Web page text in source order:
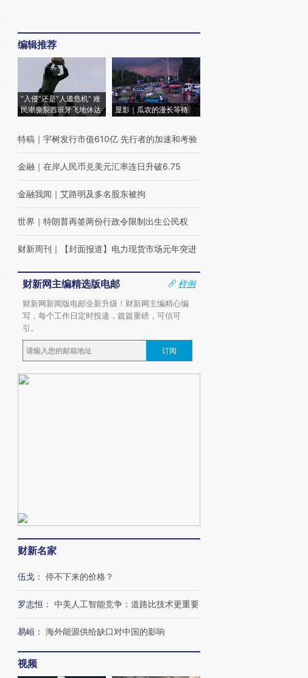
编辑推荐
“入侵”还是“人道危机” 难
民潮撕裂西班牙飞地休达
显影｜瓜农的漫长等待
特稿 ｜ 宇树发行市值610亿 先行者的加速和考验
金融 ｜ 在岸人民币兑美元汇率连日升破6.75
金融我闻 ｜ 艾路明及多名股东被拘
世界 ｜ 特朗普再签两份行政令限制出生公民权
财新周刊 ｜ 【封面报道】电力现货市场元年突进
财新网主编精选版电邮
样例
财新网新闻版电邮全新升级！财新网主编精心编
写，每个工作日定时投递，篇篇重磅，可信可
引。
订阅
财新名家
伍戈 ： 停不下来的价格？
罗志恒 ： 中美人工智能竞争：道路比技术更重要
易峘 ： 海外能源供给缺口对中国的影响
视频